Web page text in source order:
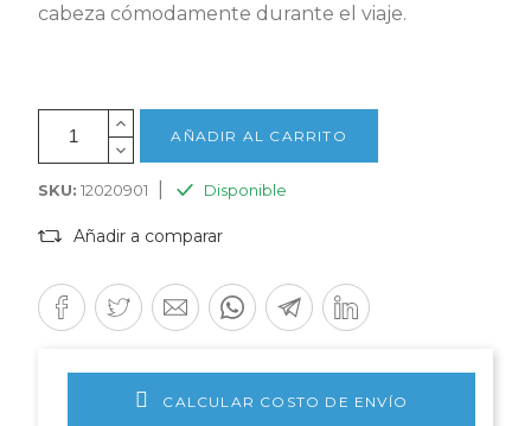
cabeza cómodamente durante el viaje.
AÑADIR AL CARRITO
SKU: 12020901 Disponible
Añadir a comparar
CALCULAR COSTO DE ENVÍO